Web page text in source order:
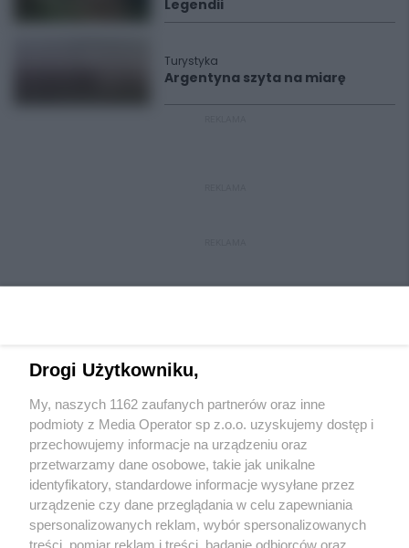
Legendii
Turystyka
Argentyna szyta na miarę
Wydawca mediówlokalnych
Nie zapomnij
Drogi Użytkowniku,
My, naszych 1162 zaufanych partnerów oraz inne
podmioty z Media Operator sp z.o.o. uzyskujemy dostęp i
przechowujemy informacje na urządzeniu oraz
przetwarzamy dane osobowe, takie jak unikalne
identyfikatory, standardowe informacje wysyłane przez
urządzenie czy dane przeglądania w celu zapewniania
spersonalizowanych reklam, wybór spersonalizowanych
treści, pomiar reklam i treści, badanie odbiorców oraz